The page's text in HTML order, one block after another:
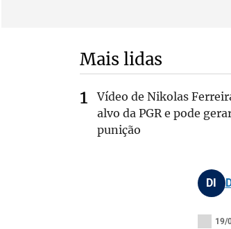
Mais lidas
Vídeo de Nikolas
alvo da PGR e pode
punição
DI
19/